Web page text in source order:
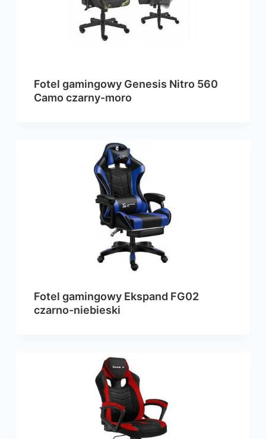
Fotel gamingowy Genesis Nitro 560
Camo czarny-moro
Fotel gamingowy Ekspand FG02
czarno-niebieski